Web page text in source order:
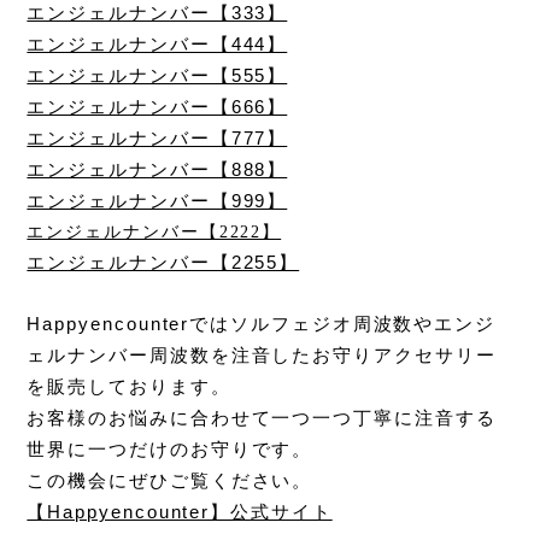
エンジェルナンバー【333】
エンジェルナンバー【444】
エンジェルナンバー【555】
エンジェルナンバー【666】
エンジェルナンバー【777】
エンジェルナンバー【888】
エンジェルナンバー【999】
エンジェルナンバー【2222】
エンジェルナンバー【2255】
Happyencounterではソルフェジオ周波数やエンジ
ェルナンバー周波数を注音したお守りアクセサリー
を販売しております。
お客様のお悩みに合わせて一つ一つ丁寧に注音する
世界に一つだけのお守りです。
この機会にぜひご覧ください。
【Happyencounter】公式サイト